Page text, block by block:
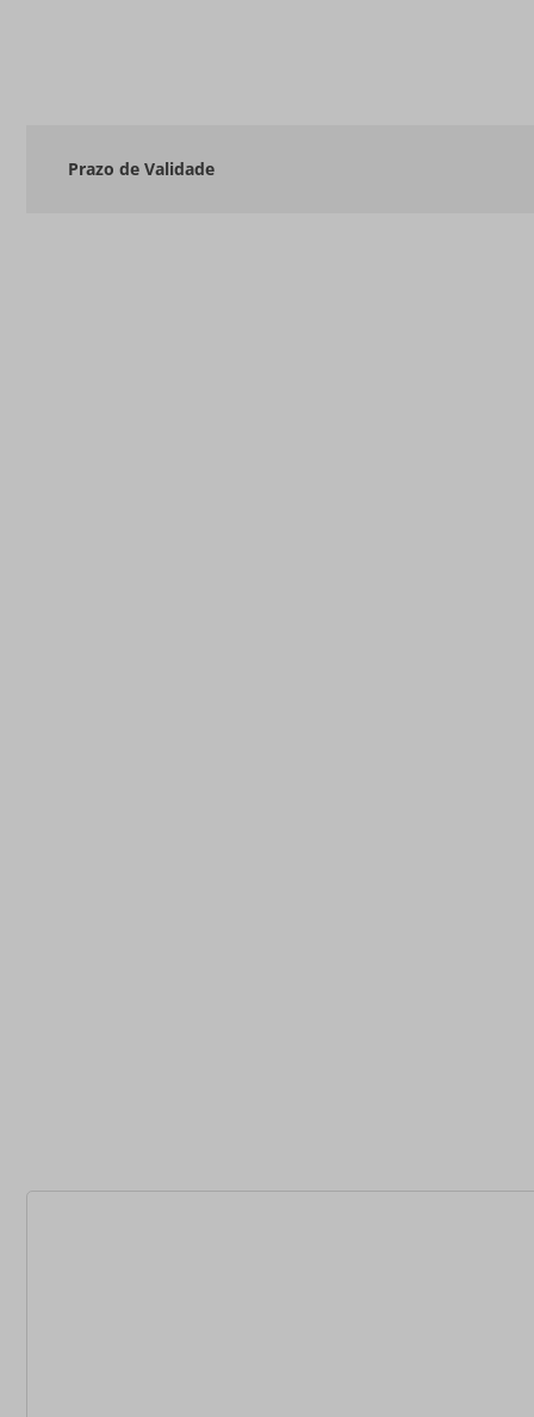
Prazo de Validade